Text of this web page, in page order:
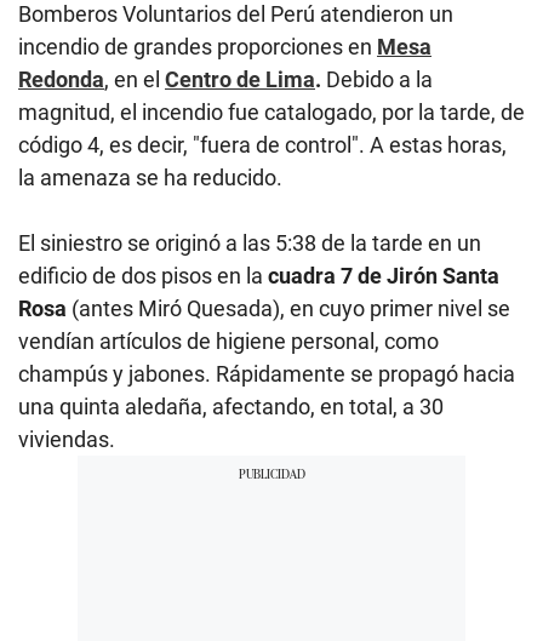
Bomberos Voluntarios del Perú atendieron un
incendio de grandes proporciones en Mesa
Redonda, en el Centro de Lima. Debido a la
magnitud, el incendio fue catalogado, por la tarde, de
código 4, es decir, "fuera de control". A estas horas,
la amenaza se ha reducido.
El siniestro se originó a las 5:38 de la tarde en un
edificio de dos pisos en la cuadra 7 de Jirón Santa
Rosa (antes Miró Quesada), en cuyo primer nivel se
vendían artículos de higiene personal, como
champús y jabones. Rápidamente se propagó hacia
una quinta aledaña, afectando, en total, a 30
viviendas.